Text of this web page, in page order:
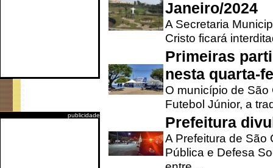
publicidade
Janeiro/2024
A Secretaria
Cristo ficará
Primeiras
nesta quarta-
O município de
Futebol Júnior, a
Prefeitura
A Prefeitura de São
Pública e Defesa